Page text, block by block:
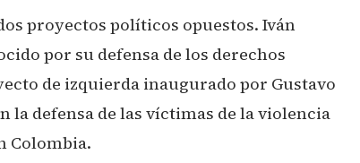
proyectos políticos opuestos. Iván
por su defensa de los derechos
de izquierda inaugurado por Gustavo
la defensa de las víctimas de la violencia
Colombia.